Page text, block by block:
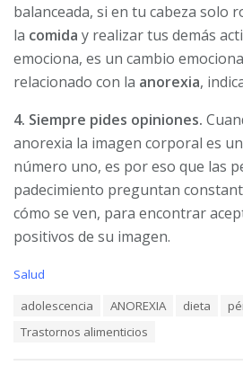
balanceada, si en tu cabeza solo
la comida y realizar tus demás
emociona, es un cambio
relacionado con la anorexia,
4. Siempre pides opiniones.
anorexia la imagen corporal es
número uno, es por eso que las
padecimiento preguntan
cómo se ven, para encontrar
positivos de su imagen.
C
Salud
adolescencia ANOREXIA dieta
Trastornos alimenticios